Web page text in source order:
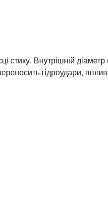
стику. Внутрішній
гідроудари,